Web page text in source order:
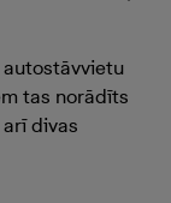
tas norādīts
divas